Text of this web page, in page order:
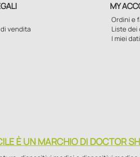
vendita
MY
Ordini e
Liste dei
I miei dati
È UN MARCHIO DI DOCTOR